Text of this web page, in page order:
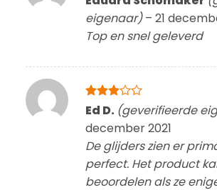
eigenaar) – 21
Top en snel geleverd
Gewaardeerd
uit 5
Ed D. (geverifieerde
december 2021
De glijders zien er
perfect. Het product
beoordelen als ze